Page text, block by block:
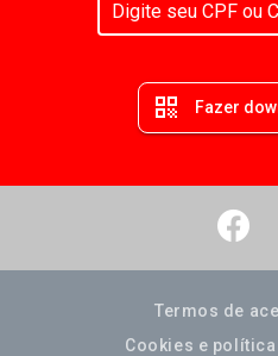
qr_code Fazer
Termos de
Cookies e